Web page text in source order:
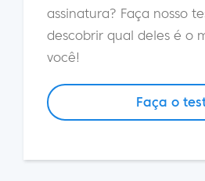
assinatura? Faça nosso
descobrir qual deles é o
você!
Faça o